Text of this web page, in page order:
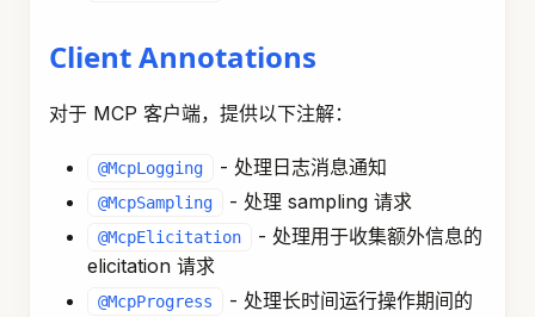
Client Annotations
对于 MCP 客户端，提供以下注解：
@McpLogging - 处理日志消息通知
@McpSampling - 处理 sampling 请求
@McpElicitation
- 处理用于收集额外信息的
elicitation 请求
@McpProgress
- 处理长时间运行操作期间的